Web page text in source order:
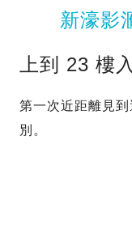
新濠影
上到 23 樓
第一次近距離見
別。